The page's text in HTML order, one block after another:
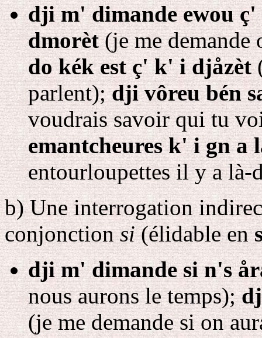
dji m' dimande ewou
dmorèt(je me
do kék est ç' k' i djåzèt
parlent);dji vôreu bén
voudrais savoir qui tu
emantcheures k' i gn a
entourloupettes il y a là-
b) Une interrogation
conjonctionsi(élidable en
dji m' dimande si n's
nous aurons le temps);
(je me demande si on